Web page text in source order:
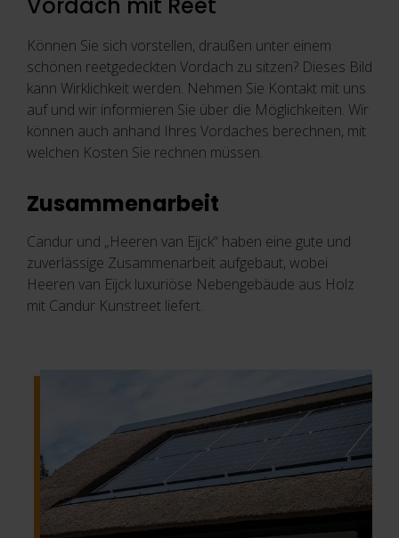
Vordach mit Reet
Können Sie sich vorstellen, draußen unter einem
schönen reetgedeckten Vordach zu sitzen? Dieses Bild
kann Wirklichkeit werden. Nehmen Sie Kontakt mit uns
auf und wir informieren Sie über die Möglichkeiten. Wir
können auch anhand Ihres Vordaches berechnen, mit
welchen Kosten Sie rechnen müssen.
Zusammenarbeit
Candur und „Heeren van Eijck“ haben eine gute und
zuverlässige Zusammenarbeit aufgebaut, wobei
Heeren van Eijck luxuriöse Nebengebäude aus Holz
mit Candur Kunstreet liefert.